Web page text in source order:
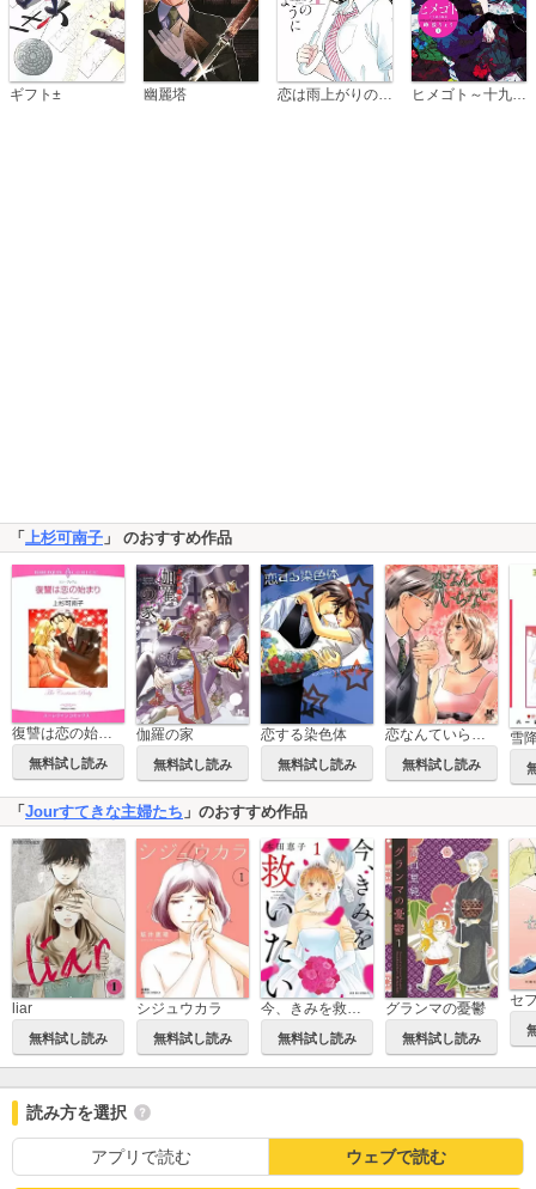
ギフト± 幽麗塔 ヒメゴト～十九歳の制服～
「 上杉可南子 」 のおすすめ作品
復讐は恋の始まり
無料試し読み
伽羅の家
無料試し読み
恋する染色体
無料試し読み
恋なんていらない
無料試し読み
雪
「 Jourすてきな主婦たち 」のおすすめ作品
liar
無料試し読み
シジュウカラ
無料試し読み
今、きみを救いたい
無料試し読み
グランマの憂鬱
無料試し読み
読み方を選択
アプリで読む ウェブで読む